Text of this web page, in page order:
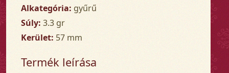
Alkategória: gyűrű
Súly: 3.3 gr
Kerület: 57 mm
Termék leírása